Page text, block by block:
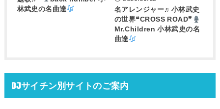
林武史の名曲達
名アレンジャー♬ 小林武史
の世界❝CROSS ROAD❞
Mr.Children 小林武史の名
曲達
DJサイチン別サイトのご案内